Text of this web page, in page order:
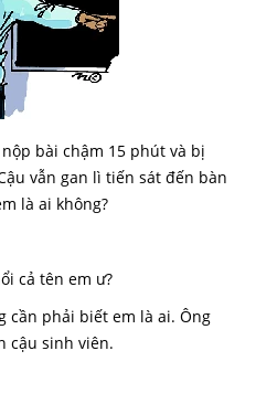
bài chậm 15 phút và bị
vẫn gan lì tiến sát đến bàn
là ai không?
cả tên em ư?
cần phải biết em là ai. Ông
cậu sinh viên.